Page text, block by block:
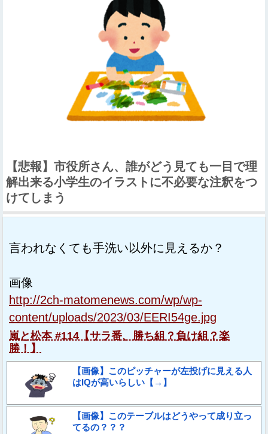
【悲報】市役所さん、誰がどう見ても一目で理
解出来る小学生のイラストに不必要な注釈をつ
けてしまう
言われなくても手洗い以外に見えるか？
画像
http://2ch-matomenews.com/wp/wp-
content/uploads/2023/03/EERI54ge.jpg
嵐と松本 #114【サラ番、勝ち組？負け組？楽
勝！】
【画像】このピッチャーが左投げに見える人
はIQが高いらしい【→】
【画像】このテーブルはどうやって成り立っ
てるの？？？